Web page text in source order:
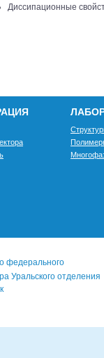
Диссипационные
федерального
Уральского отделения